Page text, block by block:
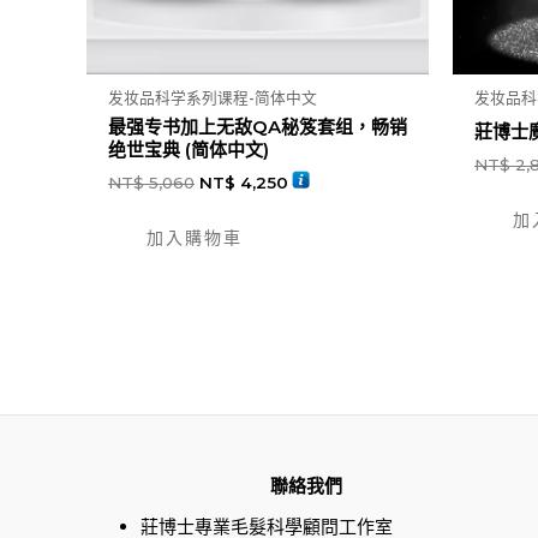
发妆品科学系列课程-简体中文
最强专书加上无敌QA秘笈套组，畅销
绝世宝典 (简体中文)
NT$5,060 NT$ 4,250
加入購物車
发妆品
莊博士
NT$
加
聯絡我們
莊博士專業毛髮科學顧問工作室